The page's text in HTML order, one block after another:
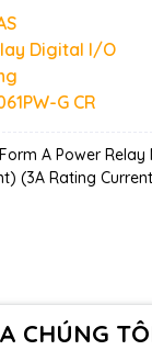
Digital I/O
G CR
Form A Power
(3A Rating
CHÚNG